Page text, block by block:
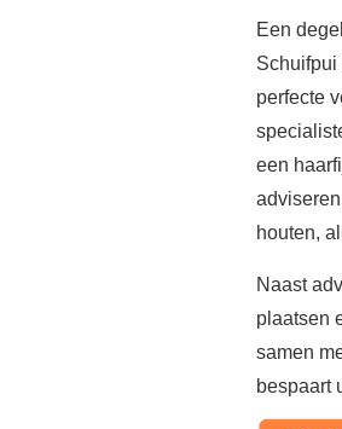
Een
Schuifpui
perfecte
een
houten,
Naast
plaatsen
samen
bespaart